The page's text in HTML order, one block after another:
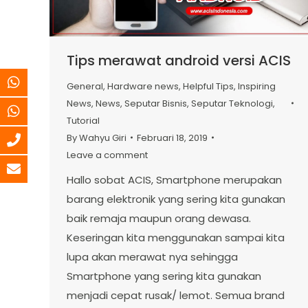
Tips merawat android versi ACIS
General, Hardware news, Helpful Tips, Inspiring
News, News, Seputar Bisnis, Seputar Teknologi,
Tutorial
ByWahyu Giri
Februari 18, 2019
Leave a comment
Hallo sobat ACIS, Smartphone merupakan
barang elektronik yang sering kita gunakan
baik remaja maupun orang dewasa.
Keseringan kita menggunakan sampai kita
lupa akan merawat nya sehingga
Smartphone yang sering kita gunakan
menjadi cepat rusak/ lemot. Semua brand